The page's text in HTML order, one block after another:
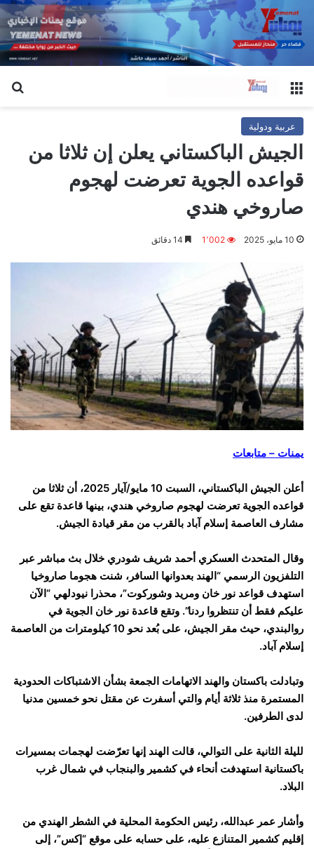
القائمة
عربية ودولية
الجيش الباكستاني يعلن إن ثلاثا من
قواعده الجوية تعرضت لهجوم
صاروخي هندي
10 مايو، 2025 1٬002
يمنات – متابعات
أعلن الجيش الباكستاني، السبت 10 مايو/آيار 2025، أن ثلاثا من
قواعده الجوية تعرضت لهجوم صاروخي هندي، بينها قاعدة تقع على
مشارف العاصمة إسلام آباد بالقرب من مقر قيادة الجيش.
وقال المتحدث العسكري أحمد شريف شودري خلال بث مباشر عبر
التلفزيون الرسمي “الهند بعدوانها السافر، شنت هجوما صاروخيا
استهدف قواعد نور خان ومريد وشوركوت”، محذرا نيودلهي “الآن
عليكم فقط أن تنتظروا ردنا”. وتقع قاعدة نور خان الجوية في
روالبندي، حيث مقر الجيش، على بُعد نحو 10 كيلومترات من العاصمة
إسلام آباد.
وتبادلت باكستان والهند الاتهامات الجمعة بشأن الاشتباكات الحدودية
المستمرة منذ ثلاثة أيام والتي أسفرت عن مقتل نحو خمسين مدنيا
لدى الطرفين.
لليلة الثانية على التوالي، قالت الهند إنها تعرّضت لهجمات بمسيرات
باكستانية استهدفت أنحاء في كشمير والبنجاب في شمال غرب
البلاد.
وأشار عمر عبدالله، رئيس الحكومة المحلية في الشطر الهندي من
إقليم كشمير المتنازع عليه، على حسابه على موقع “إكس”، إلى